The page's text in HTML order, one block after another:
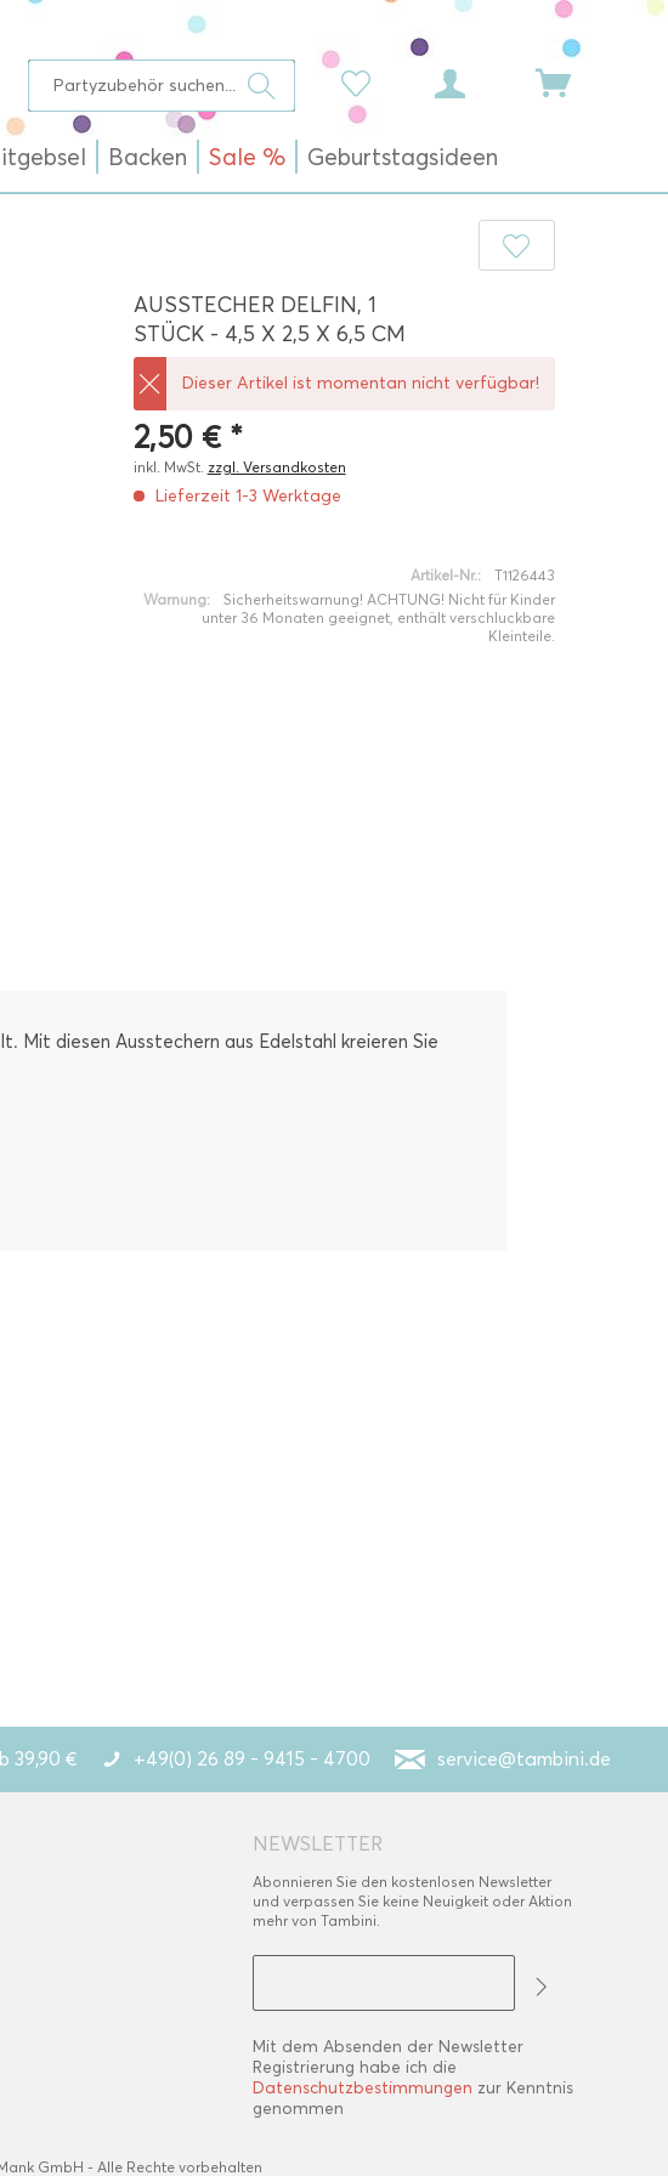
Backen Sale % Geburtstagsideen
AUSSTECHER DELFIN, 1
STÜCK - 4,5 X 2,5 X 6,5 CM
Dieser Artikel ist momentan nicht verfügbar!
2,50 € *
inkl. MwSt. zzgl. Versandkosten
Lieferzeit 1-3 Werktage
Artikel-Nr.:
T1126443
Warnung:
Sicherheitswarnung! ACHTUNG! Nicht für Kinder
unter 36 Monaten geeignet, enthält verschluckbare
Kleinteile.
Mit diesen Ausstechern aus Edelstahl kreieren Sie
39,90 € +49(0) 26 89 - 9415 - 4700 service@tambini.de
NEWSLETTER
Abonnieren Sie den kostenlosen Newsletter
und verpassen Sie keine Neuigkeit oder Aktion
mehr von Tambini.
Mit dem Absenden der Newsletter
Registrierung habe ich die
Datenschutzbestimmungen zur Kenntnis
genommen
GmbH - Alle Rechte vorbehalten